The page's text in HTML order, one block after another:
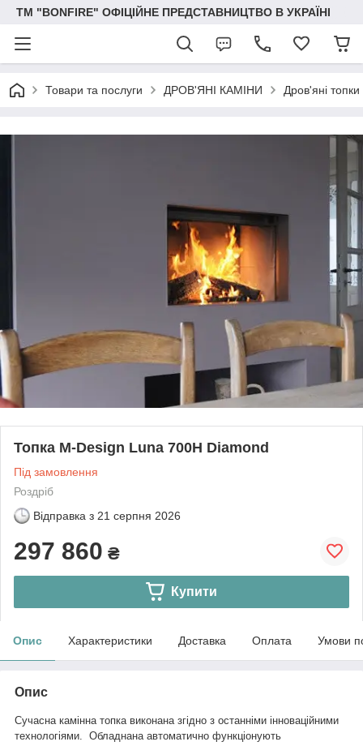
ТМ "BONFIRE" ОФІЦІЙНЕ ПРЕДСТАВНИЦТВО В УКРАЇНІ
Товари та послуги ДРОВ'ЯНІ КАМІНИ Дров'яні
Топка M-Design Luna 700H Diamond
Під замовлення
Роздріб
Відправка з 21 серпня 2026
297 860 ₴
Купити
Опис Характеристики Доставка Оплата Умови
Опис
Сучасна камінна топка виконана згідно з останніми інноваційними
технологіями.
Обладнана автоматично функціонують